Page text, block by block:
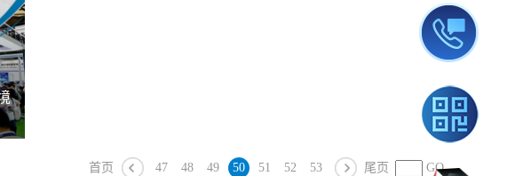
首页 47 48 49 50 51 52 53 尾页 GO